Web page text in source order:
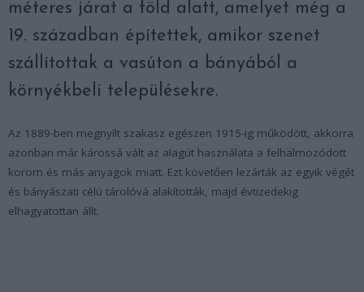
méteres járat a föld alatt, amelyet még a
19. században építettek, amikor szenet
szállítottak a vasúton a bányából a
környékbeli településekre.
Az 1889-ben megnyílt szakasz egészen 1915-ig működött, akkorra
azonban már károssá vált az alagút használata a felhalmozódott
korom és más anyagok miatt. Ezt követően lezárták az egyik végét
és bányászati célú tárolóvá alakították, majd évtizedekig
elhagyatottan állt.